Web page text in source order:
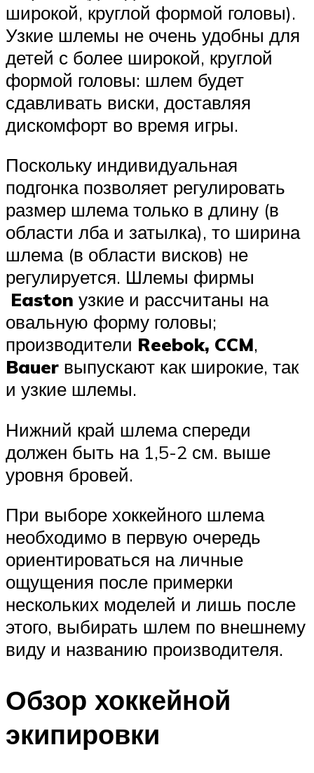
широкой, круглой формой головы).
Узкие шлемы не очень удобны для
детей с более широкой, круглой
формой головы: шлем будет
сдавливать виски, доставляя
дискомфорт во время игры.
Поскольку индивидуальная
подгонка позволяет регулировать
размер шлема только в длину (в
области лба и затылка), то ширина
шлема (в области висков) не
регулируется. Шлемы фирмы
Easton узкие и рассчитаны на
овальную форму головы;
производители Reebok, CCM,
Bauer выпускают как широкие, так
и узкие шлемы.
Нижний край шлема спереди
должен быть на 1,5-2 см. выше
уровня бровей.
При выборе хоккейного шлема
необходимо в первую очередь
ориентироваться на личные
ощущения после примерки
нескольких моделей и лишь после
этого, выбирать шлем по внешнему
виду и названию производителя.
Обзор хоккейной
экипировки